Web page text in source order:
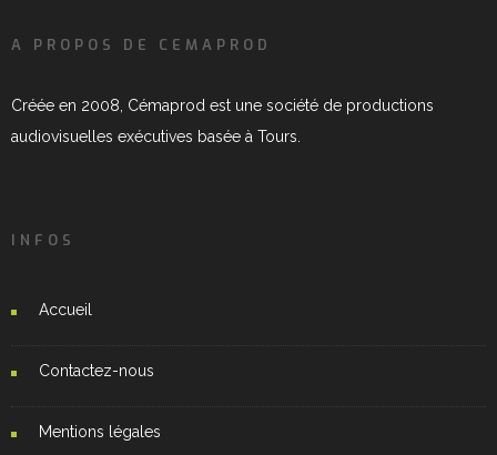
A PROPOS DE CEMAPROD
Créée en 2008, Cémaprod est une société de productions
audiovisuelles exécutives basée à Tours.
INFOS
Accueil
Contactez-nous
Mentions légales